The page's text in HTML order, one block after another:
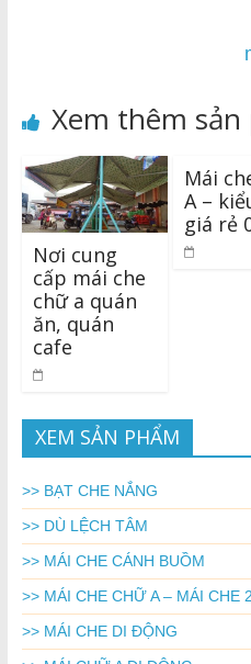
Xem thêm sản
Nơi cung
cấp mái che
chữ a quán
ăn, quán
cafe
Mái
A –
giá rẻ
XEM SẢN PHẨM
>> BẠT CHE NẮNG
>> DÙ LỆCH TÂM
>> MÁI CHE CÁNH BUỒM
>> MÁI CHE CHỮ A – MÁI CHE
>> MÁI CHE DI ĐỘNG